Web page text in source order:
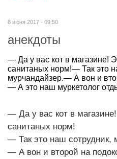
8 июня 2017 - 09:50
анекдоты
— Да у вас кот в магазине!
санитаных норм!— Так это
мурчандайзер.— А вон и
— А это наш муркетолог
— Да у вас кот в
санитаных норм!
— Так это наш сотрудник,
— А вон и второй на